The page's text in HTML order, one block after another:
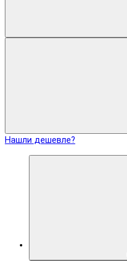
Нашли дешевле?